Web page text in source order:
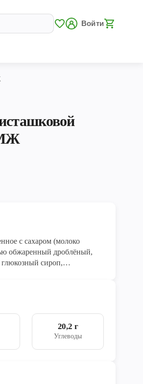
Войти
с сахаром (молоко
обжаренный дроблёный,
глюкозный сироп,
20,2 г
Углеводы